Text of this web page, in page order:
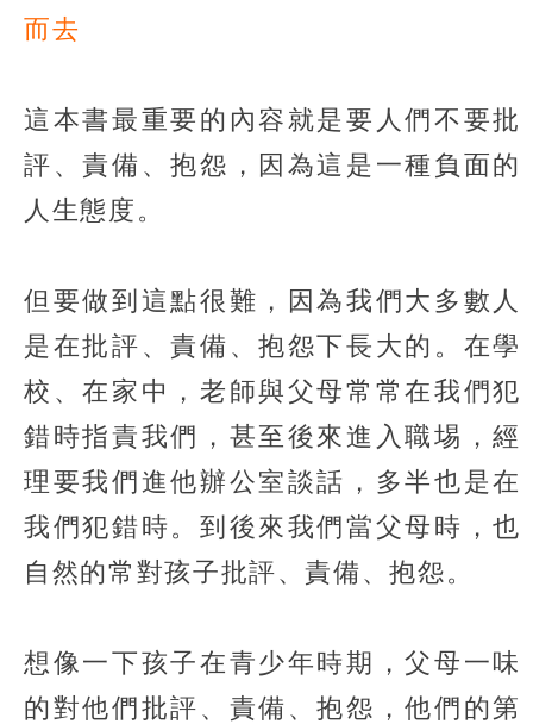
而去
這本書最重要的內容就是要人們不要批
評、責備、抱怨，因為這是一種負面的
人生態度。
但要做到這點很難，因為我們大多數人
是在批評、責備、抱怨下長大的。在學
校、在家中，老師與父母常常在我們犯
錯時指責我們，甚至後來進入職埸，經
理要我們進他辦公室談話，多半也是在
我們犯錯時。到後來我們當父母時，也
自然的常對孩子批評、責備、抱怨。
想像一下孩子在青少年時期，父母一味
的對他們批評、責備、抱怨，他們的第